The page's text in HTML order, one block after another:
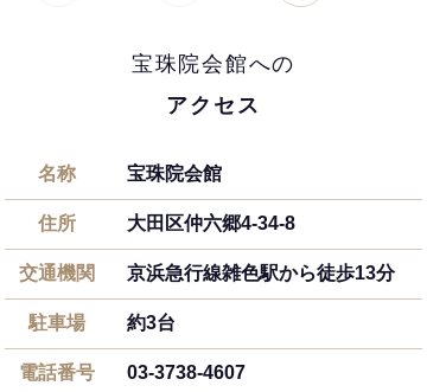
宝珠院会館への
アクセス
名称 宝珠院会館
住所 大田区仲六郷4-34-8
交通機関 京浜急行線雑色駅から徒歩13分
駐車場 約3台
電話番号 03-3738-4607